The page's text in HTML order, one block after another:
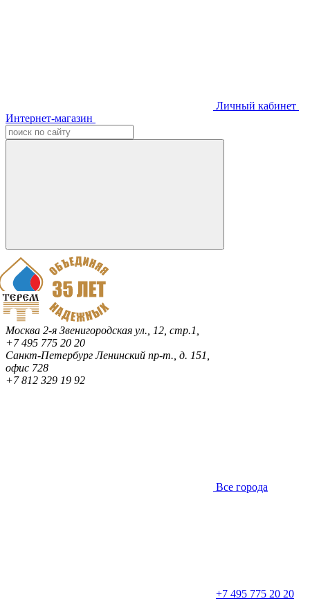
Личный кабинет
Интернет-магазин
Москва 2-я Звенигородская ул., 12, стр.1,
+7 495 775 20 20
Санкт-ПетербургЛенинский пр-т., д. 151,
офис 728
+7 812 329 19 92
Все города
+7 495 775 20 20